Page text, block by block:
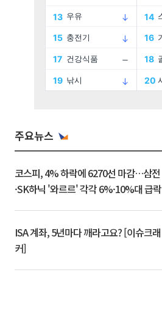
주요뉴스
코스피, 4% 하락에 6270선 마감…삼전
·SK하닉 '와르르' 각각 6%·10%대 급락
ISA 계좌, 5년마다 깨라고요? [이슈크래
커]